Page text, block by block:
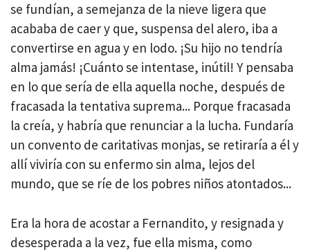
se fundían, a semejanza de la nieve ligera que
acababa de caer y que, suspensa del alero, iba a
convertirse en agua y en lodo. ¡Su hijo no tendría
alma jamás! ¡Cuánto se intentase, inútil! Y pensaba
en lo que sería de ella aquella noche, después de
fracasada la tentativa suprema... Porque fracasada
la creía, y habría que renunciar a la lucha. Fundaría
un convento de caritativas monjas, se retiraría a él y
allí viviría con su enfermo sin alma, lejos del
mundo, que se ríe de los pobres niños atontados...
Era la hora de acostar a Fernandito, y resignada y
desesperada a la vez, fue ella misma, como